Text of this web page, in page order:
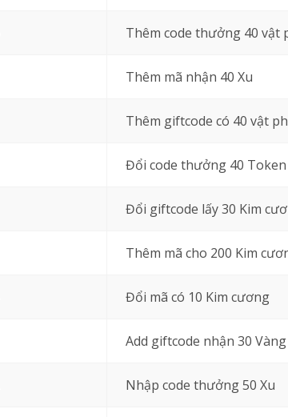
Thêm code thưởng 40 vật
Thêm mã nhận 40 Xu
Thêm giftcode có 40 vật
Đổi code thưởng 40 Token
Đổi giftcode lấy 30 Kim
Thêm mã cho 200 Kim
Đổi mã có 10 Kim cương
Add giftcode nhận 30 Vàng
Nhập code thưởng 50 Xu